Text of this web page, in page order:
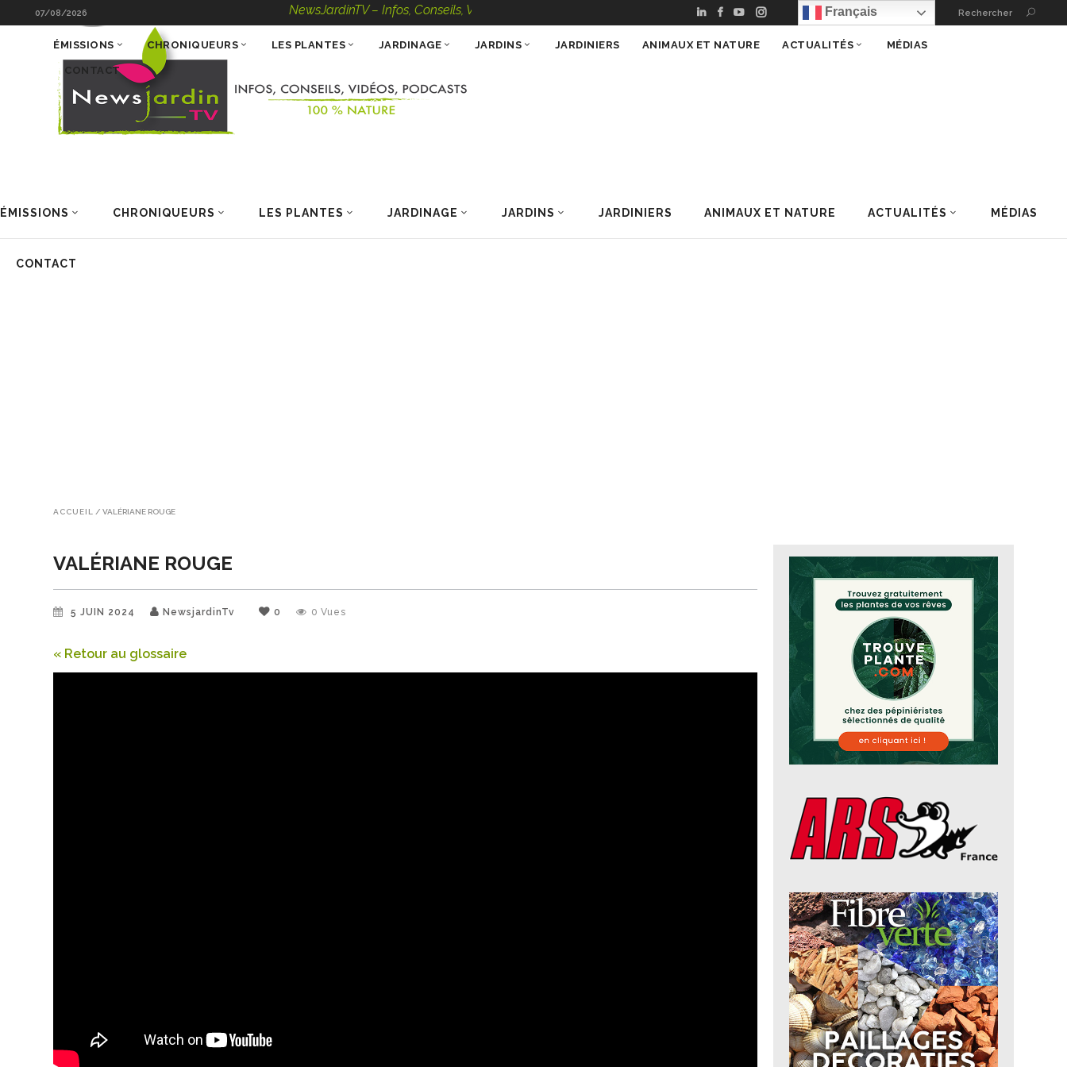
07/08/2026 NewsJardinTV – Infos, Conseils, Vidéos, Podcasts – 100 % Nature Français Rechercher
ÉMISSIONS CHRONIQUEURS LES PLANTES JARDINAGE JARDINS JARDINIERS ANIMAUX ET NATURE ACTUALITÉS MÉDIAS
CONTACT
ÉMISSIONS CHRONIQUEURS LES PLANTES JARDINAGE JARDINS JARDINIERS ANIMAUX ET NATURE ACTUALITÉS MÉDIAS
CONTACT
ACCUEIL / VALÉRIANE ROUGE
VALÉRIANE ROUGE
5 JUIN 2024 NewsjardinTv 0 0 Vues
« Retour au glossaire